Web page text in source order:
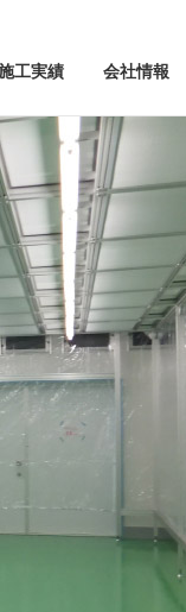
ム
アフターフォロー
工実績 会社情報